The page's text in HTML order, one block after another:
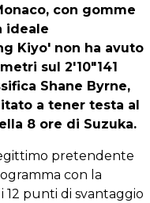
con gomme
ideale
Kiyo' non ha avuto
sul 2'10"141
Shane Byrne,
a tener testa al
8 ore di Suzuka.
pretendente
con la
punti di svantaggio